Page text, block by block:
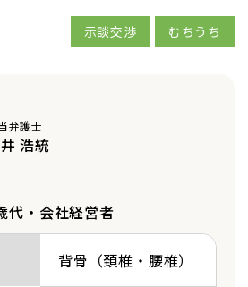
示談交渉 むちうち
弁護士
浩統
代・会社経営者
背骨（頚椎・腰椎）